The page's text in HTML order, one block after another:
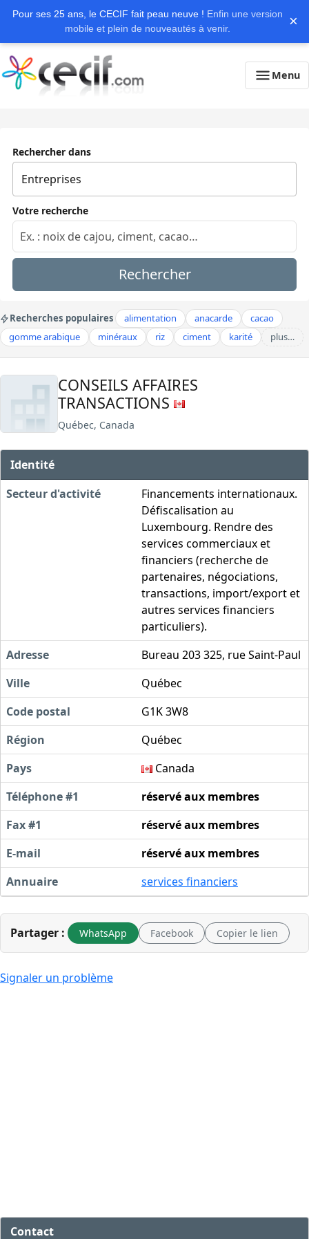
Pour ses 25 ans, le CECIF fait peau neuve ! Enfin une version
mobile et plein de nouveautés à venir.
×
Menu
Rechercher dans
Votre recherche
Rechercher
Recherches populaires alimentation anacarde
cacao
gomme arabique
minéraux riz ciment karité plus…
CONSEILS AFFAIRES
TRANSACTIONS
Québec, Canada
Identité
Secteur d'activité
Financements internationaux.
Défiscalisation au
Luxembourg. Rendre des
services commerciaux et
financiers (recherche de
partenaires, négociations,
transactions, import/export et
autres services financiers
particuliers).
Adresse
Bureau 203 325, rue Saint-Paul
Ville
Québec
Code postal
G1K 3W8
Région
Québec
Pays
Canada
Téléphone #1
réservé aux membres
Fax #1
réservé aux membres
E-mail
réservé aux membres
Annuaire
services financiers
Partager : WhatsApp Facebook Copier le lien
Signaler un problème
Contact